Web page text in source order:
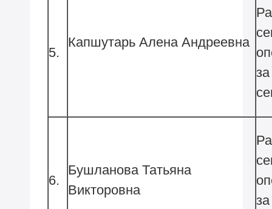
5.
Капшутарь Алена Андреевна
6.
Бушланова Татьяна
Викторовна